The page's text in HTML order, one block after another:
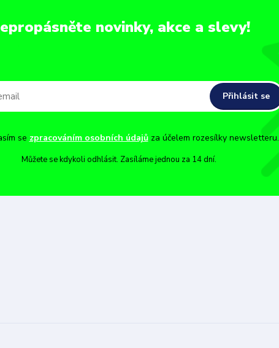
novinky, akce a slevy!
Přihlásit se
se zpracováním osobních údajůza účelem rozesílky newsletteru.
Můžete se kdykoli odhlásit. Zasíláme jednou za 14 dní.